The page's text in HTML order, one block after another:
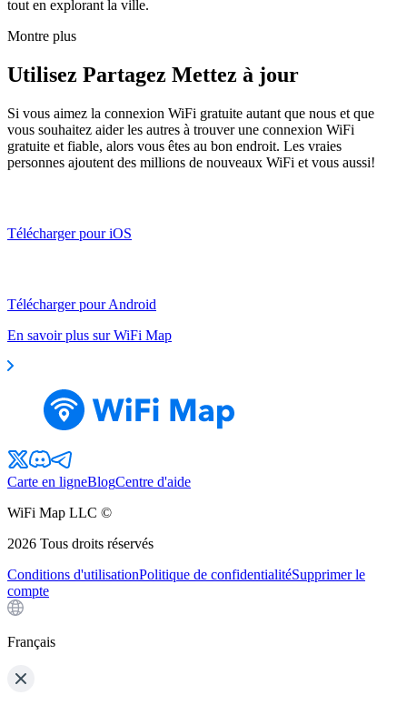
tout en explorant la ville.
Montre plus
Utilisez Partagez Mettez à jour
Si vous aimez la connexion WiFi gratuite autant que nous et que
vous souhaitez aider les autres à trouver une connexion WiFi
gratuite et fiable, alors vous êtes au bon endroit. Les vraies
personnes ajoutent des millions de nouveaux WiFi et vous aussi!
Télécharger pour iOS
Télécharger pour Android
En savoir plus sur WiFi Map
Carte en ligneBlogCentre d'aide
WiFi Map LLC ©
2026 Tous droits réservés
Conditions d'utilisationPolitique de confidentialitéSupprimer le
compte
Français